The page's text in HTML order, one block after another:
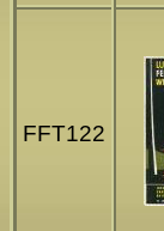
FFT122